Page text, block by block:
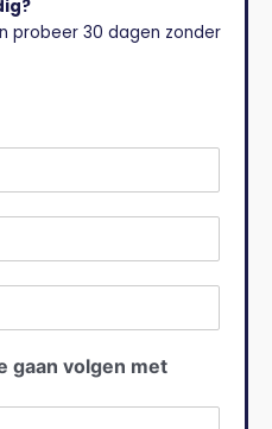
probeer 30 dagen zonder
gaan volgen met